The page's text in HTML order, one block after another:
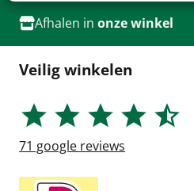
Afhalen in onze winkel
Veilig winkelen
71 google reviews